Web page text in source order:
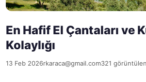
En Hafif El Çantaları ve
Kolaylığı
13 Feb 2026rkaraca@gmail.com321